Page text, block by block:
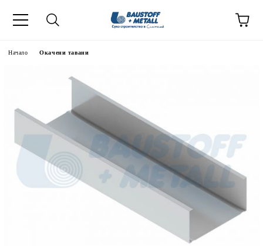
Начало Окачени тавани